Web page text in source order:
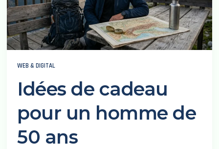
WEB & DIGITAL
Idées de cadeau
pour un homme de
50 ans